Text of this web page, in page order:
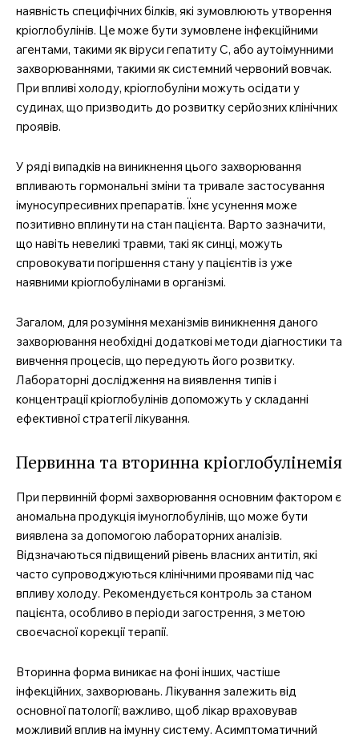
наявність специфічних білків, які зумовлюють утворення
кріоглобулінів. Це може бути зумовлене інфекційними
агентами, такими як віруси гепатиту C, або аутоімунними
захворюваннями, такими як системний червоний вовчак.
При впливі холоду, кріоглобуліни можуть осідати у
судинах, що призводить до розвитку серйозних клінічних
проявів.
У ряді випадків на виникнення цього захворювання
впливають гормональні зміни та тривале застосування
імуносупресивних препаратів. Їхнє усунення може
позитивно вплинути на стан пацієнта. Варто зазначити,
що навіть невеликі травми, такі як синці, можуть
спровокувати погіршення стану у пацієнтів із уже
наявними кріоглобулінами в організмі.
Загалом, для розуміння механізмів виникнення даного
захворювання необхідні додаткові методи діагностики та
вивчення процесів, що передують його розвитку.
Лабораторні дослідження на виявлення типів і
концентрації кріоглобулінів допоможуть у складанні
ефективної стратегії лікування.
Первинна та вторинна кріоглобулінемія
При первинній формі захворювання основним фактором є
аномальна продукція імуноглобулінів, що може бути
виявлена за допомогою лабораторних аналізів.
Відзначаються підвищений рівень власних антитіл, які
часто супроводжуються клінічними проявами під час
впливу холоду. Рекомендується контроль за станом
пацієнта, особливо в періоди загострення, з метою
своєчасної корекції терапії.
Вторинна форма виникає на фоні інших, частіше
інфекційних, захворювань. Лікування залежить від
основної патології; важливо, щоб лікар враховував
можливий вплив на імунну систему. Асимптоматичний